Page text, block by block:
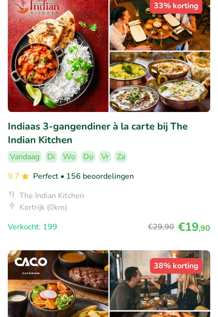
33% korting
Indiaas 3-gangendiner à la carte bij The
Indian Kitchen
Vandaag Di Wo Do Vr
Za
9.7
Perfect • 156 beoordelingen
The Indian Kitchen
Kortrijk (0km)
Verkocht: 199
€29,90 €19,90
38% korting